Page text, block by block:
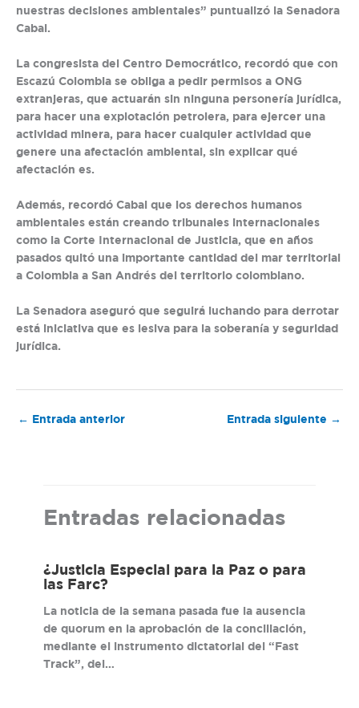
nuestras decisiones ambientales” puntualizó la Senadora
Cabal.
La congresista del Centro Democrático, recordó que con
Escazú Colombia se obliga a pedir permisos a ONG
extranjeras, que actuarán sin ninguna personería jurídica,
para hacer una explotación petrolera, para ejercer una
actividad minera, para hacer cualquier actividad que
genere una afectación ambiental, sin explicar qué
afectación es.
Además, recordó Cabal que los derechos humanos
ambientales están creando tribunales internacionales
como la Corte Internacional de Justicia, que en años
pasados quitó una importante cantidad del mar territorial
a Colombia a San Andrés del territorio colombiano.
La Senadora aseguró que seguirá luchando para derrotar
está iniciativa que es lesiva para la soberanía y seguridad
jurídica.
← Entrada anterior Entrada siguiente →
Entradas relacionadas
¿Justicia Especial para la Paz o para
las Farc?
La noticia de la semana pasada fue la ausencia
de quorum en la aprobación de la conciliación,
mediante el instrumento dictatorial del “Fast
Track”, del…